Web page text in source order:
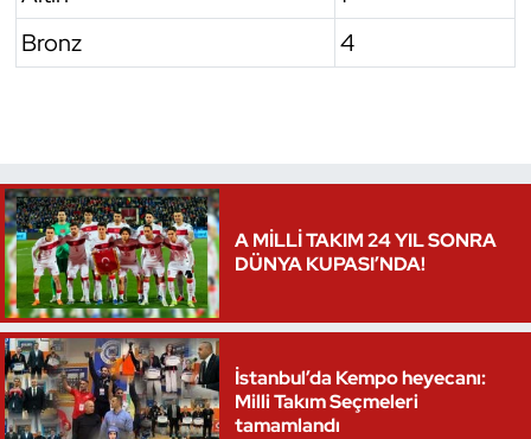
Bronz
4
A MİLLİ TAKIM 24 YIL SONRA
DÜNYA KUPASI’NDA!
İstanbul’da Kempo heyecanı:
Milli Takım Seçmeleri
tamamlandı
Triatlon
Wushu Kungfu
Yelken
Yüzme